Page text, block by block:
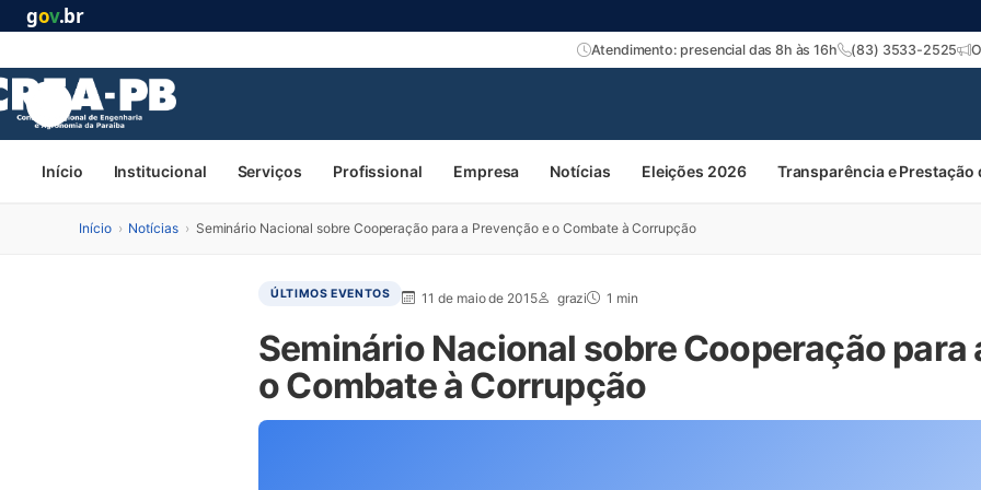
gov.br
Atendimento: presencial das 8h às 16h (83) 3533-2525
Início Institucional Serviços Profissional Empresa Notícias Eleições 2026 Transparência e Prestação
Início › Notícias › Seminário Nacional sobre Cooperação para a Prevenção e o Combate à Corrupção
ÚLTIMOS EVENTOS 11 de maio de 2015 grazi 1 min
Seminário Nacional sobre Cooperação para
o Combate à Corrupção